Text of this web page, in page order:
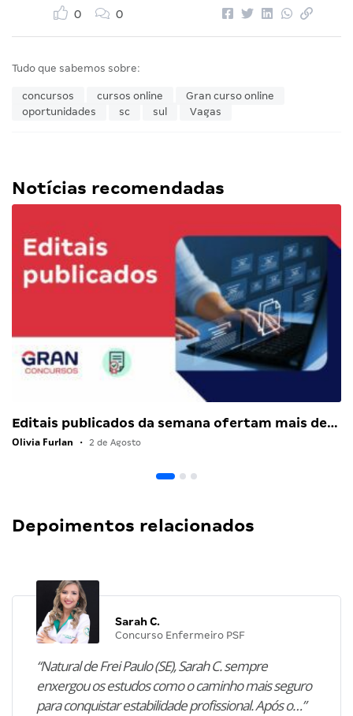
0 0
Tudo que sabemos sobre:
concursos cursos online
Gran curso online
oportunidades
sc sul Vagas
Notícias recomendadas
Editais publicados da semana ofertam mais de…
Olivia Furlan • 2 de Agosto
Depoimentos relacionados
Sarah C.
Concurso Enfermeiro PSF
“Natural de Frei Paulo (SE), Sarah C. sempre
enxergou os estudos como o caminho mais seguro
para conquistar estabilidade profissional. Após o…”